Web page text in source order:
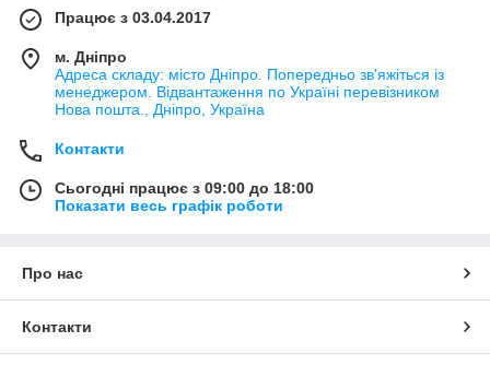
Працює з 03.04.2017
м. Дніпро
Адреса складу: місто Дніпро. Попередньо зв'яжіться із
менеджером. Відвантаження по Україні перевізником
Нова пошта., Дніпро, Україна
Контакти
Сьогодні працює з 09:00 до 18:00
Показати весь графік роботи
Про нас
Контакти